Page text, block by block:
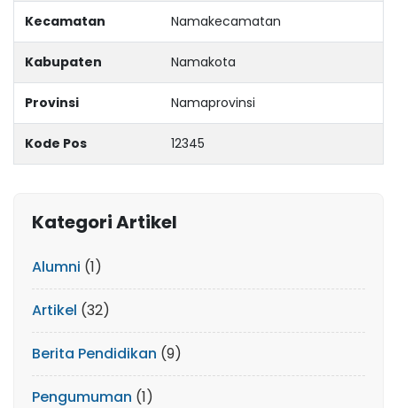
Kecamatan Namakecamatan
Kabupaten Namakota
Provinsi Namaprovinsi
Kode Pos 12345
Kategori Artikel
Alumni (1)
Artikel (32)
Berita Pendidikan (9)
Pengumuman (1)